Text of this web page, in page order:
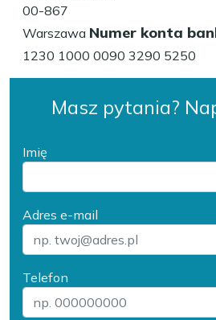
00-867
Warszawa Numer konta
1230 1000 0090 3290 5250
Masz pytania?
Imię
Adres e-mail
Telefon